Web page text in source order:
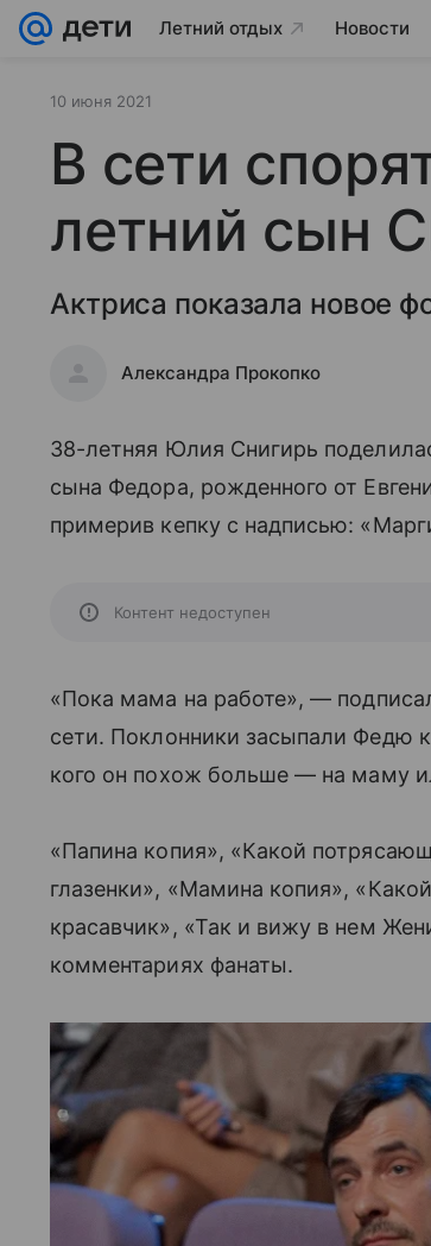
Летний отдых Новости
10 июня 2021
В сети
летний сын
Актриса показала новое
Александра Прокопко
38-летняя Юлия Снигирь
сына Федора, рожденного от
примерив кепку с надписью:
Контент недоступен
«Пока мама на работе», —
сети. Поклонники засыпали Федю
кого он похож больше — на маму
«Папина копия», «Какой
глазенки», «Мамина копия»,
красавчик», «Так и вижу в нем
комментариях фанаты.